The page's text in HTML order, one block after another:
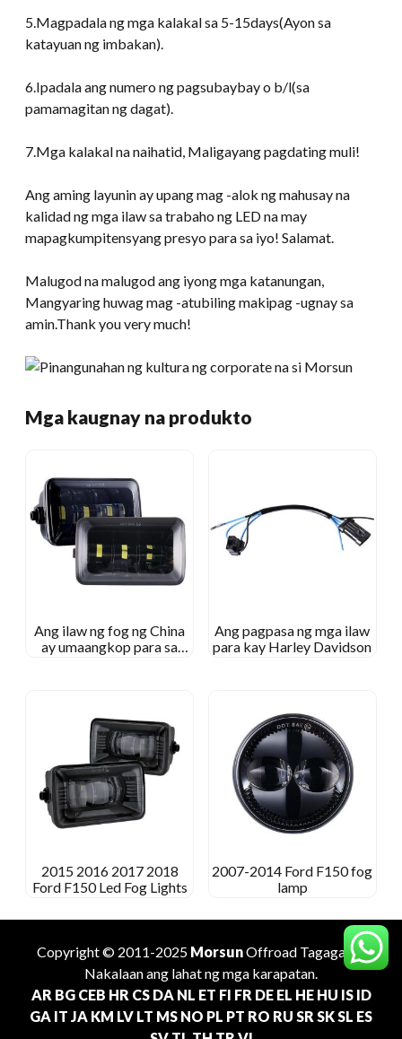
5.Magpadala ng mga kalakal sa 5-15days(Ayon sa
katayuan ng imbakan).
6.Ipadala ang numero ng pagsubaybay o b/l(sa
pamamagitan ng dagat).
7.Mga kalakal na naihatid, Maligayang pagdating muli!
Ang aming layunin ay upang mag -alok ng mahusay na
kalidad ng mga ilaw sa trabaho ng LED na may
mapagkumpitensyang presyo para sa iyo! Salamat.
Malugod na malugod ang iyong mga katanungan,
Mangyaring huwag mag -atubiling makipag -ugnay sa
amin.Thank you very much!
Mga kaugnay na produkto
Ang ilaw ng fog ng China
ay umaangkop para sa
Ang pagpasa ng mga ilaw
para kay Harley Davidson
2015 2016 2017 2018
Ford F150 Led Fog Lights
2007-2014 Ford F150 fog
lamp
Copyright © 2011-2025 MorsunOffroad Tagagawa.
Nakalaan ang lahat ng mga karapatan.
AR BG CEB HR CS DA NL ET FI FR DE EL HE HU IS ID
GA IT JA KM LV LT MS NO PL PT RO RU SR SKSL ES